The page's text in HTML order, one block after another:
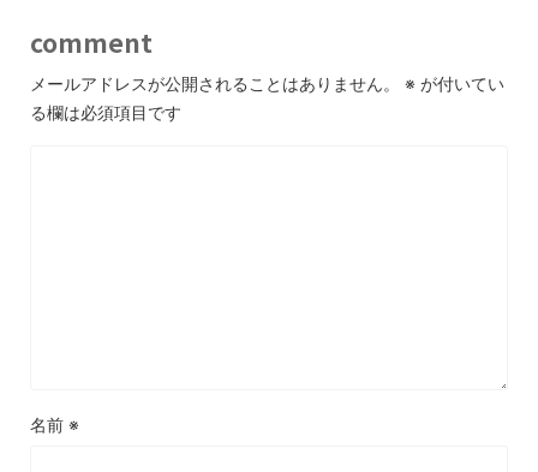
comment
メールアドレスが公開されることはありません。 ※ が付いてい
る欄は必須項目です
名前 ※